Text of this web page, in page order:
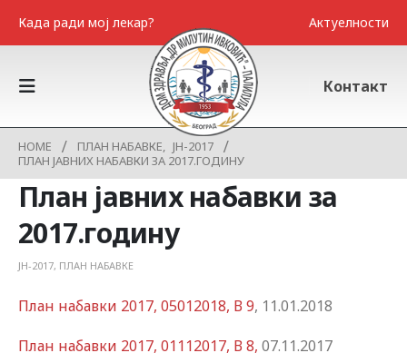
Када ради мој лекар? Актуелности
Контакт
HOME ПЛАН НАБАВКЕ, ЈН-2017
ПЛАН ЈАВНИХ НАБАВКИ ЗА 2017.ГОДИНУ
План јавних набавки за
2017.годину
ЈН-2017, ПЛАН НАБАВКЕ
План набавки 2017, 05012018, В 9, 11.01.2018
План набавки 2017, 01112017, В 8, 07.11.2017